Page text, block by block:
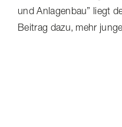
und Anlagenbau” liegt
Beitrag dazu, mehr